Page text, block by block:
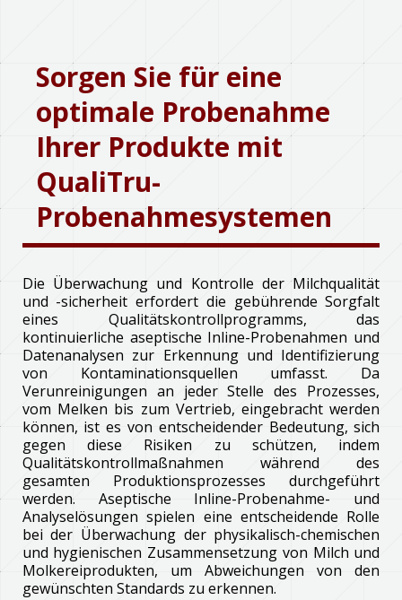
Sorgen Sie für eine
optimale Probenahme
Ihrer Produkte mit
QualiTru-
Probenahmesystemen
Die Überwachung und Kontrolle der Milchqualität
und -sicherheit erfordert die gebührende Sorgfalt
eines Qualitätskontrollprogramms, das
kontinuierliche aseptische Inline-Probenahmen und
Datenanalysen zur Erkennung und Identifizierung
von Kontaminationsquellen umfasst. Da
Verunreinigungen an jeder Stelle des Prozesses,
vom Melken bis zum Vertrieb, eingebracht werden
können, ist es von entscheidender Bedeutung, sich
gegen diese Risiken zu schützen, indem
Qualitätskontrollmaßnahmen während des
gesamten Produktionsprozesses durchgeführt
werden. Aseptische Inline-Probenahme- und
Analyselösungen spielen eine entscheidende Rolle
bei der Überwachung der physikalisch-chemischen
und hygienischen Zusammensetzung von Milch und
Molkereiprodukten, um Abweichungen von den
gewünschten Standards zu erkennen.